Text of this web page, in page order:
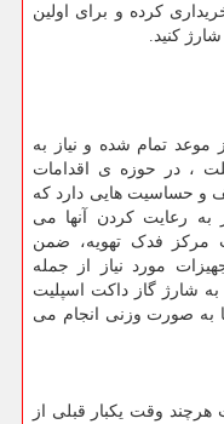
کرده و برای اولین
کنید.
تمام شده و نیاز به
، در حوزه ی اقدامات
و حساسیت هایی دارد که
به رعایت کردن آنها می
مرکز فدک تهویه، ضمن
مورد نیاز از جمله
شارژ گاز داکت اسپلیت
به صورت وزنی انجام می
وقت یکبار قبلی از